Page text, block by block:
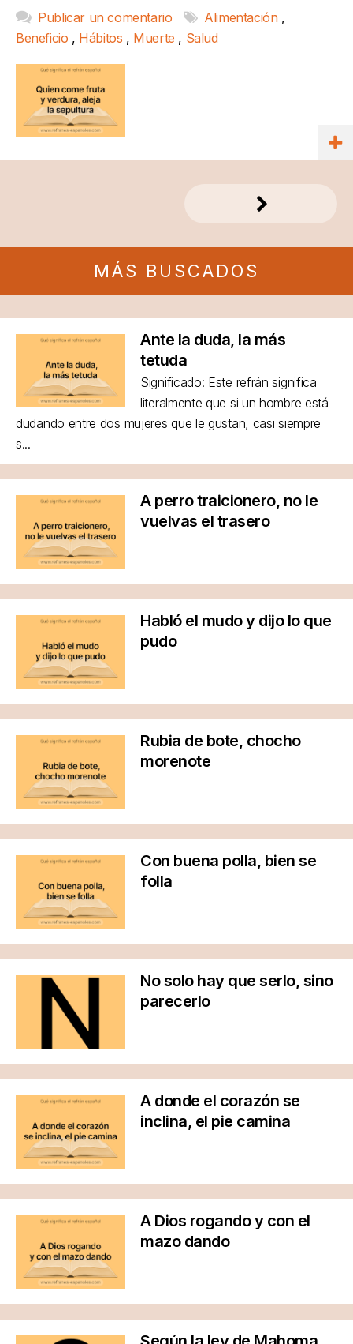
Publicar un comentario Alimentación ,
Beneficio , Hábitos , Muerte , Salud
MÁS BUSCADOS
Ante la duda, la más
tetuda
Significado: Este refrán significa
literalmente que si un hombre está
dudando entre dos mujeres que le gustan, casi siempre
s...
A perro traicionero, no le
vuelvas el trasero
Habló el mudo y dijo lo que
pudo
Rubia de bote, chocho
morenote
Con buena polla, bien se
folla
No solo hay que serlo, sino
parecerlo
A donde el corazón se
inclina, el pie camina
A Dios rogando y con el
mazo dando